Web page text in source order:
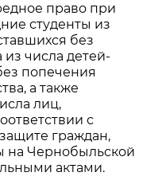
право при
студенты из
без
числа детей-
попечения
а также
лиц,
с
граждан,
на Чернобыльской
актами.